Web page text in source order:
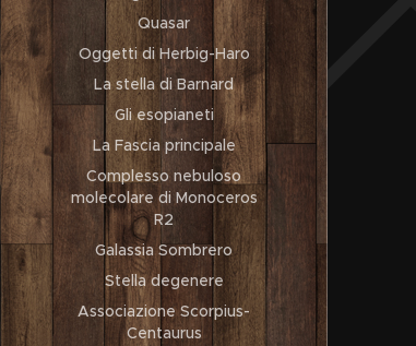
Quasar
Oggetti di Herbig-Haro
La stella di Barnard
Gli esopianeti
La Fascia principale
Complesso nebuloso
molecolare di Monoceros
R2
Galassia Sombrero
Stella degenere
Associazione Scorpius-
Centaurus